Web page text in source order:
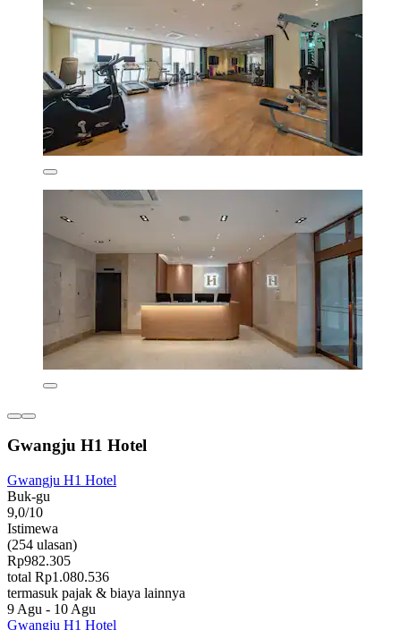
Gwangju H1 Hotel
Gwangju H1 Hotel
Buk-gu
9,0/10
Istimewa
(254 ulasan)
Rp982.305
total Rp1.080.536
termasuk pajak & biaya lainnya
9 Agu - 10 Agu
Gwangju H1 Hotel